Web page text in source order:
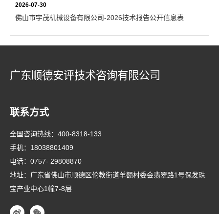
2026-07-30
佛山市宇茂机械设备有限公司-2026技术报告公开信息表
广东顺德安评技术咨询有限公司
联系方式
全国咨询热线： 400-8318-133
手机： 18038801409
电话： 0757- 29808870
地址：广东省佛山市顺德区伦教街道羊额村委会翡翠路1号保发珠
宝产业中心1幢7-8层